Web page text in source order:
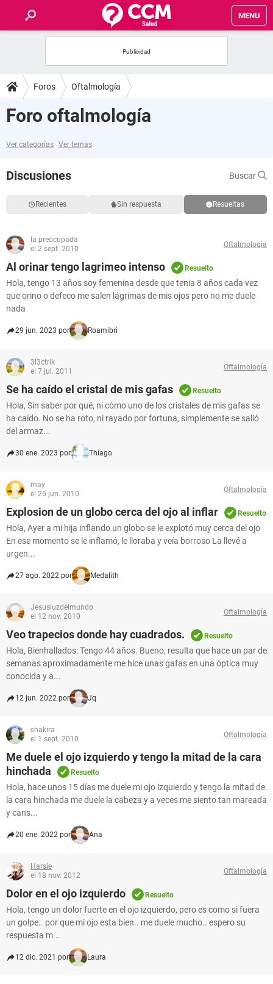
MENU
FOROS
SALUD
FAMILIA
NUTRICIÓN
BIENESTAR
SEXUALIDAD
GLOSARIO
Foros Oftalmología
Foro oftalmología
Ver categorías Ver temas
Discusiones Buscar
Recientes Sin respuesta Resueltas
la preocupada
el 2 sept. 2010
Oftalmología
Al orinar tengo lagrimeo intenso Resuelto
Hola, tengo 13 años soy femenina desde que tenia 8 años cada vez
que orino o defeco me salen lágrimas de mis ojos pero no me duele
nada
29 jun. 2023 por Roamibri
3l3ctrik
el 7 jul. 2011
Oftalmología
Se ha caído el cristal de mis gafas Resuelto
Hola, Sin saber por qué, ni cómo uno de los cristales de mis gafas se
ha caído. No se ha roto, ni rayado por fortuna, simplemente se salió
del armaz...
30 ene. 2023 por Thiago
may
el 26 jun. 2010
Oftalmología
Explosion de un globo cerca del ojo al inflar Resuelto
Hola, Ayer a mi hija inflando un globo se le explotó muy cerca del ojo
En ese momento se le inflamó, le lloraba y veía borroso La llevé a
urgen...
27 ago. 2022 por Medalith
Jesusluzdelmundo
el 12 nov. 2010
Oftalmología
Veo trapecios donde hay cuadrados. Resuelto
Hola, Bienhallados: Tengo 44 años. Bueno, resulta que hace un par de
semanas aproximadamente me hice unas gafas en una óptica muy
conocida y a...
12 jun. 2022 por Jq
shakira
el 1 sept. 2010
Oftalmología
Me duele el ojo izquierdo y tengo la mitad de la cara
hinchada
Resuelto
Hola, hace unos 15 días me duele mi ojo izquierdo y tengo la mitad de
la cara hinchada me duele la cabeza y a veces me siento tan mareada
y cans...
20 ene. 2022 por Ana
Harsie
el 18 nov. 2012
Oftalmología
Dolor en el ojo izquierdo Resuelto
Hola, tengo un dolor fuerte en el ojo izquierdo, pero es como si fuera
un golpe.. por que mi ojo esta bien.. me duele mucho.. espero su
respuesta m...
12 dic. 2021 por Laura